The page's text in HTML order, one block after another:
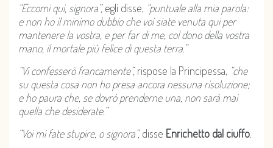
“Eccomi qui, signora”,egli disse, “puntuale alla mia parola:
e non ho il minimo dubbio che voi siate venuta qui per
mantenere la vostra, e per far di me, col dono della vostra
mano, il mortale più felice di questa terra.”
“Vi confesserò francamente”,rispose la Principessa, “che
su questa cosa non ho presa ancora nessuna risoluzione;
e ho paura che, se dovrò prenderne una, non sarà mai
quella che desiderate.”
“Voi mi fate stupire, o signora”,disse Enrichetto dal ciuffo